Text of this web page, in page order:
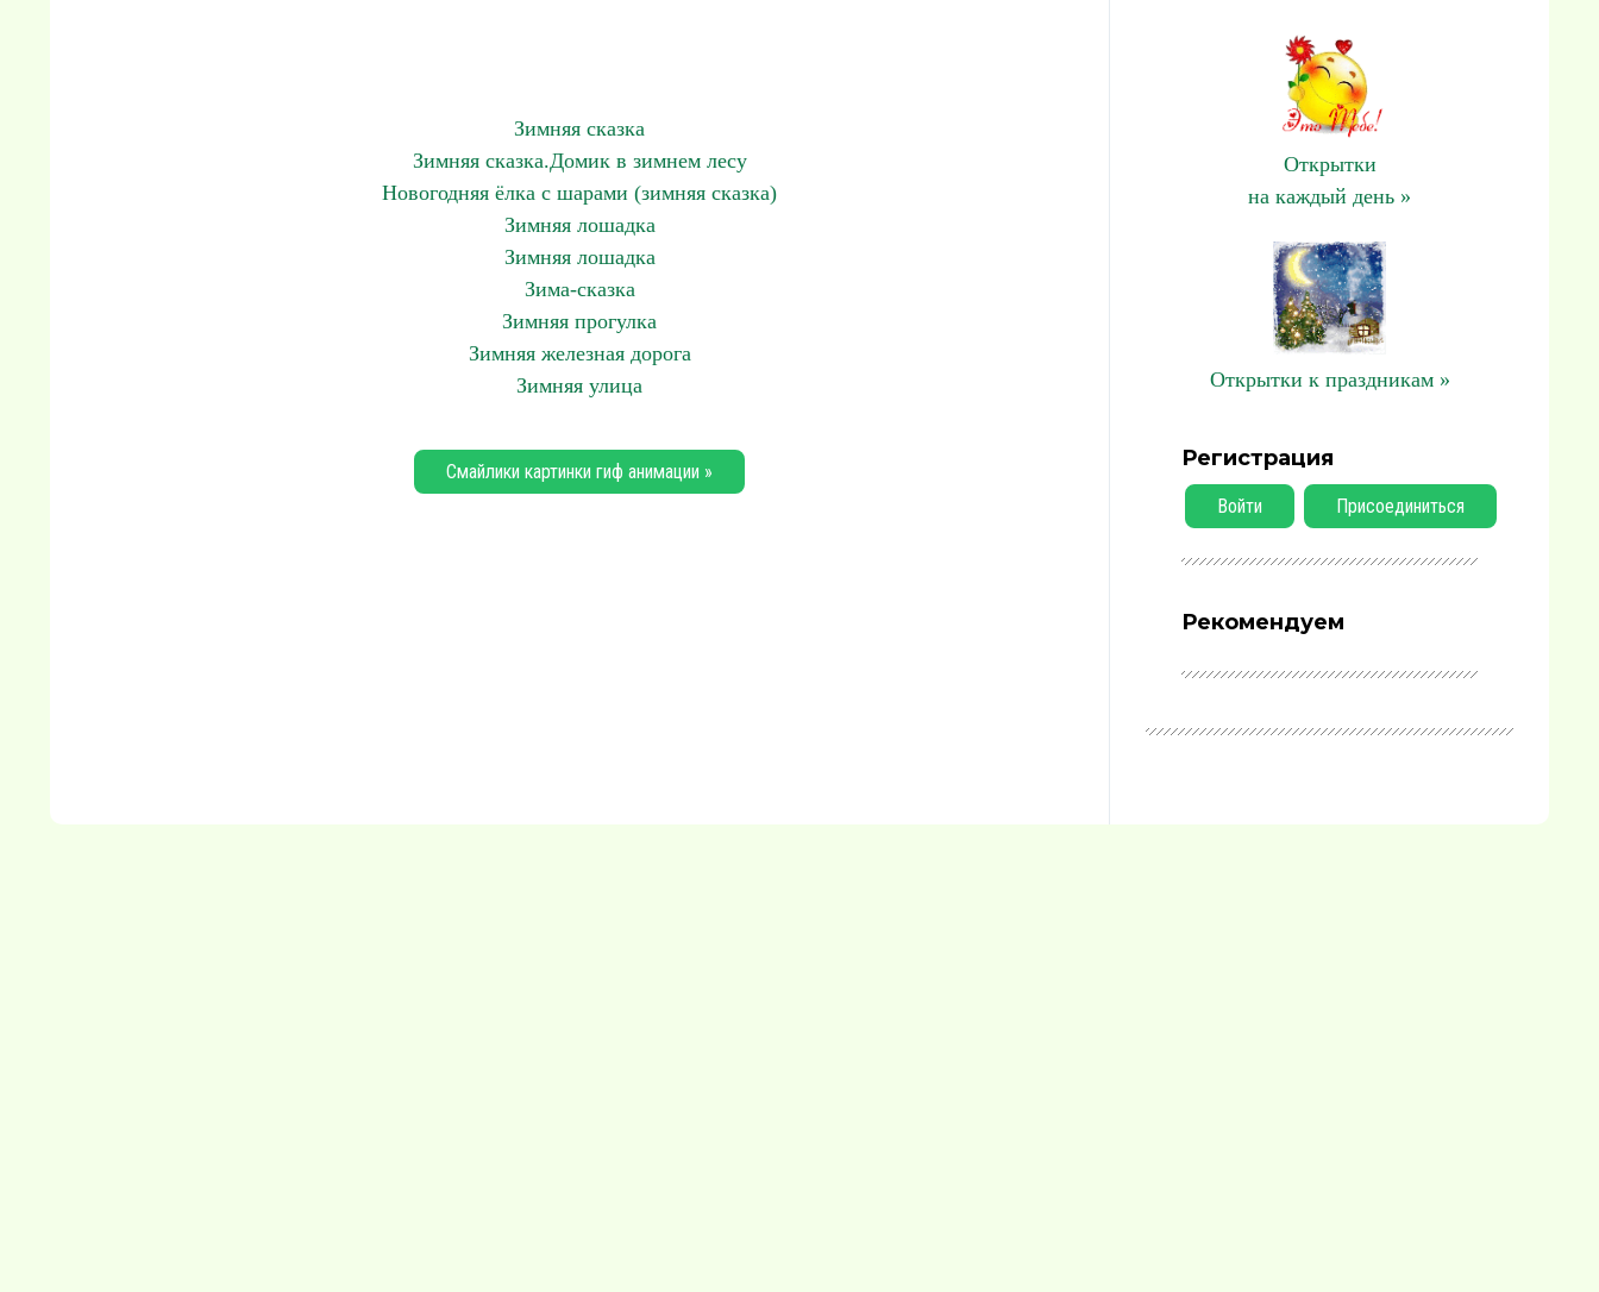
Зимняя сказка
Зимняя сказка.Домик в зимнем лесу
Новогодняя ёлка с шарами (зимняя сказка)
Зимняя лошадка
Зимняя лошадка
Зима-сказка
Зимняя прогулка
Зимняя железная дорога
Зимняя улица
Смайлики картинки гиф анимации »
Открытки
на каждый день »
Открытки к праздникам »
Регистрация
Войти Присоединиться
Рекомендуем